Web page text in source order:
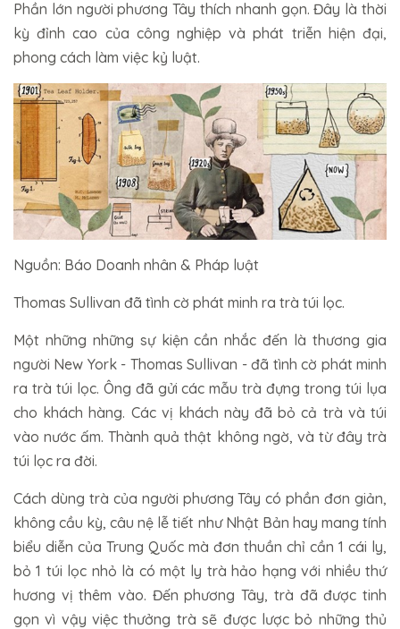
Phần lớn người phương Tây thích nhanh gọn. Đây là thời
kỳ đỉnh cao của công nghiệp và phát triễn hiện đại,
phong cách làm việc kỷ luật.
Nguồn: Báo Doanh nhân & Pháp luật
Thomas Sullivan đã tình cờ phát minh ra trà túi lọc.
Một những những sự kiện cần nhắc đến là thương gia
người New York - Thomas Sullivan - đã tình cờ phát minh
ra trà túi lọc. Ông đã gửi các mẫu trà đựng trong túi lụa
cho khách hàng. Các vị khách này đã bỏ cả trà và túi
vào nước ấm. Thành quả thật không ngờ, và từ đây trà
túi lọc ra đời.
Cách dùng trà của người phương Tây có phần đơn giản,
không cầu kỳ, câu nệ lễ tiết như Nhật Bản hay mang tính
biểu diễn của Trung Quốc mà đơn thuần chỉ cần 1 cái ly,
bỏ 1 túi lọc nhỏ là có một ly trà hảo hạng với nhiều thứ
hương vị thêm vào. Đến phương Tây, trà đã được tinh
gọn vì vậy việc thưởng trà sẽ được lược bỏ những thủ